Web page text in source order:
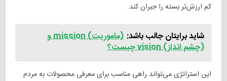
کم‌ ارزش‌تر بسته را جبران کند.
شاید برایتان جالب باشد:
(ماموریت) mission و
(چشم انداز) vision چیست؟
این استراتژی می‌تواند راهی مناسب برای معرفی محصولات به مردم